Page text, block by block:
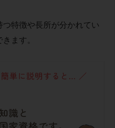
特徴や長所が分かれてい
ます。